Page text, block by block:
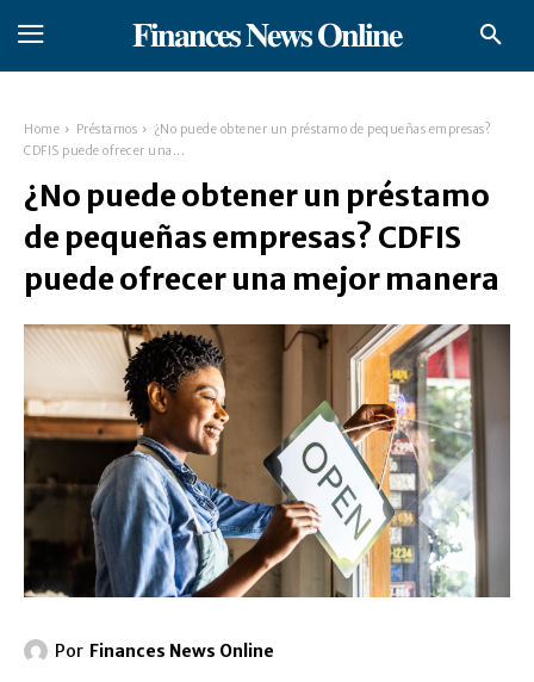
𝐅𝐢𝐧𝐚𝐧𝐜𝐞𝐬 𝐍𝐞𝐰𝐬 𝐎𝐧𝐥𝐢𝐧𝐞
Home Préstamos
¿No puede obtener un préstamo de pequeñas empresas?
CDFIS puede ofrecer una...
¿No puede obtener un préstamo
de pequeñas empresas? CDFIS
puede ofrecer una mejor manera
Por Finances News Online